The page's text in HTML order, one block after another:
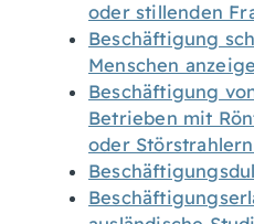
oder stillenden
Beschäftigung
Menschen
Beschäftigung
Betrieben mit
oder